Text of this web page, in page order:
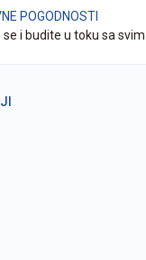
POGODNOSTI
se i budite u toku sa